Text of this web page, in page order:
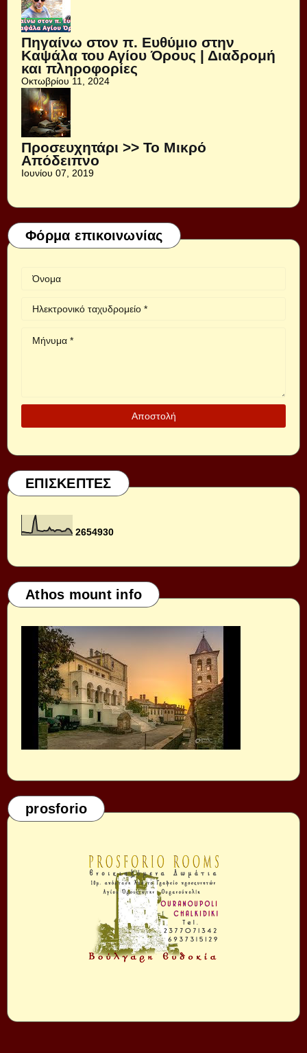
Πηγαίνω στον π. Ευθύμιο στην
Καψάλα του Αγίου Όρους | Διαδρομή
και πληροφορίες
Οκτωβρίου 11, 2024
Προσευχητάρι >> Το Μικρό
Απόδειπνο
Ιουνίου 07, 2019
Φόρμα επικοινωνίας
ΕΠΙΣΚΕΠΤΕΣ
2654930
Athos mount info
prosforio